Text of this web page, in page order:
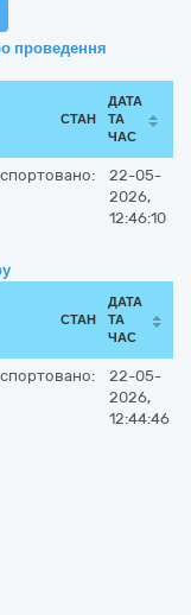
проведення
СТАН
ДАТА
ТА
ЧАС
22-05-
2026,
12:46:10
СТАН
ДАТА
ТА
ЧАС
22-05-
2026,
12:44:46